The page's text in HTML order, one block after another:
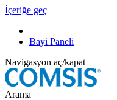
İçeriğe geç
Bayi Paneli
Navigasyon aç/kapat
Arama